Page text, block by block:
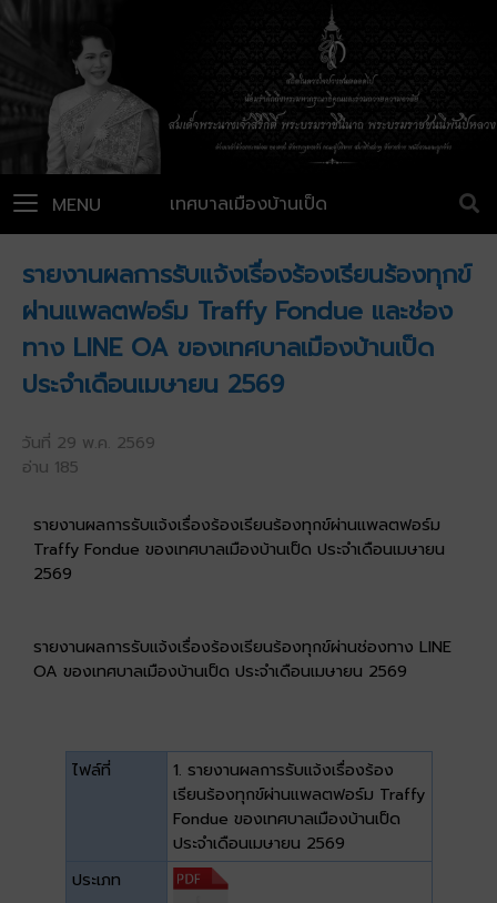
เทศบาลเมืองบ้านเป็ด
MENU
รายงานผลการรับแจ้งเรื่องร้องเรียนร้องทุกข์
ผ่านแพลตฟอร์ม Traffy Fondue และช่อง
ทาง LINE OA ของเทศบาลเมืองบ้านเป็ด
ประจำเดือนเมษายน 2569
วันที่ 29 พ.ค. 2569
อ่าน 185
รายงานผลการรับแจ้งเรื่องร้องเรียนร้องทุกข์ผ่านแพลตฟอร์ม
Traffy Fondue ของเทศบาลเมืองบ้านเป็ด ประจำเดือนเมษายน
2569
รายงานผลการรับแจ้งเรื่องร้องเรียนร้องทุกข์ผ่านช่องทาง LINE
OA ของเทศบาลเมืองบ้านเป็ด ประจำเดือนเมษายน 2569
ไฟล์ที่
1. รายงานผลการรับแจ้งเรื่องร้อง
เรียนร้องทุกข์ผ่านแพลตฟอร์ม Traffy
Fondue ของเทศบาลเมืองบ้านเป็ด
ประจำเดือนเมษายน 2569
ประเภท